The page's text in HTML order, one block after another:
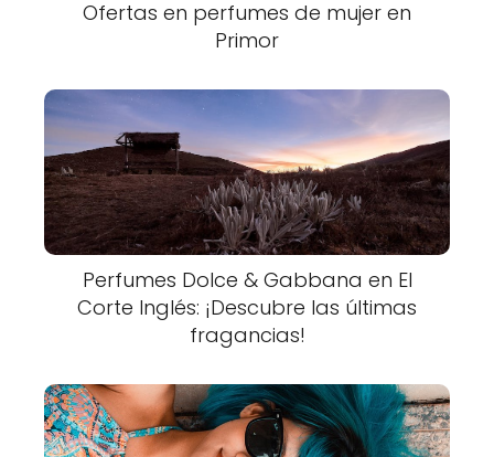
Ofertas en perfumes de mujer en
Primor
Perfumes Dolce & Gabbana en El
Corte Inglés: ¡Descubre las últimas
fragancias!